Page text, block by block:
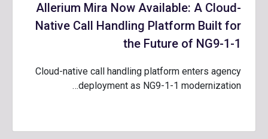
Allerium Mira Now Available: A Cloud-
Native Call Handling Platform Built for
the Future of NG9-1-1
Cloud-native call handling platform enters agency
deployment as NG9-1-1 modernization…